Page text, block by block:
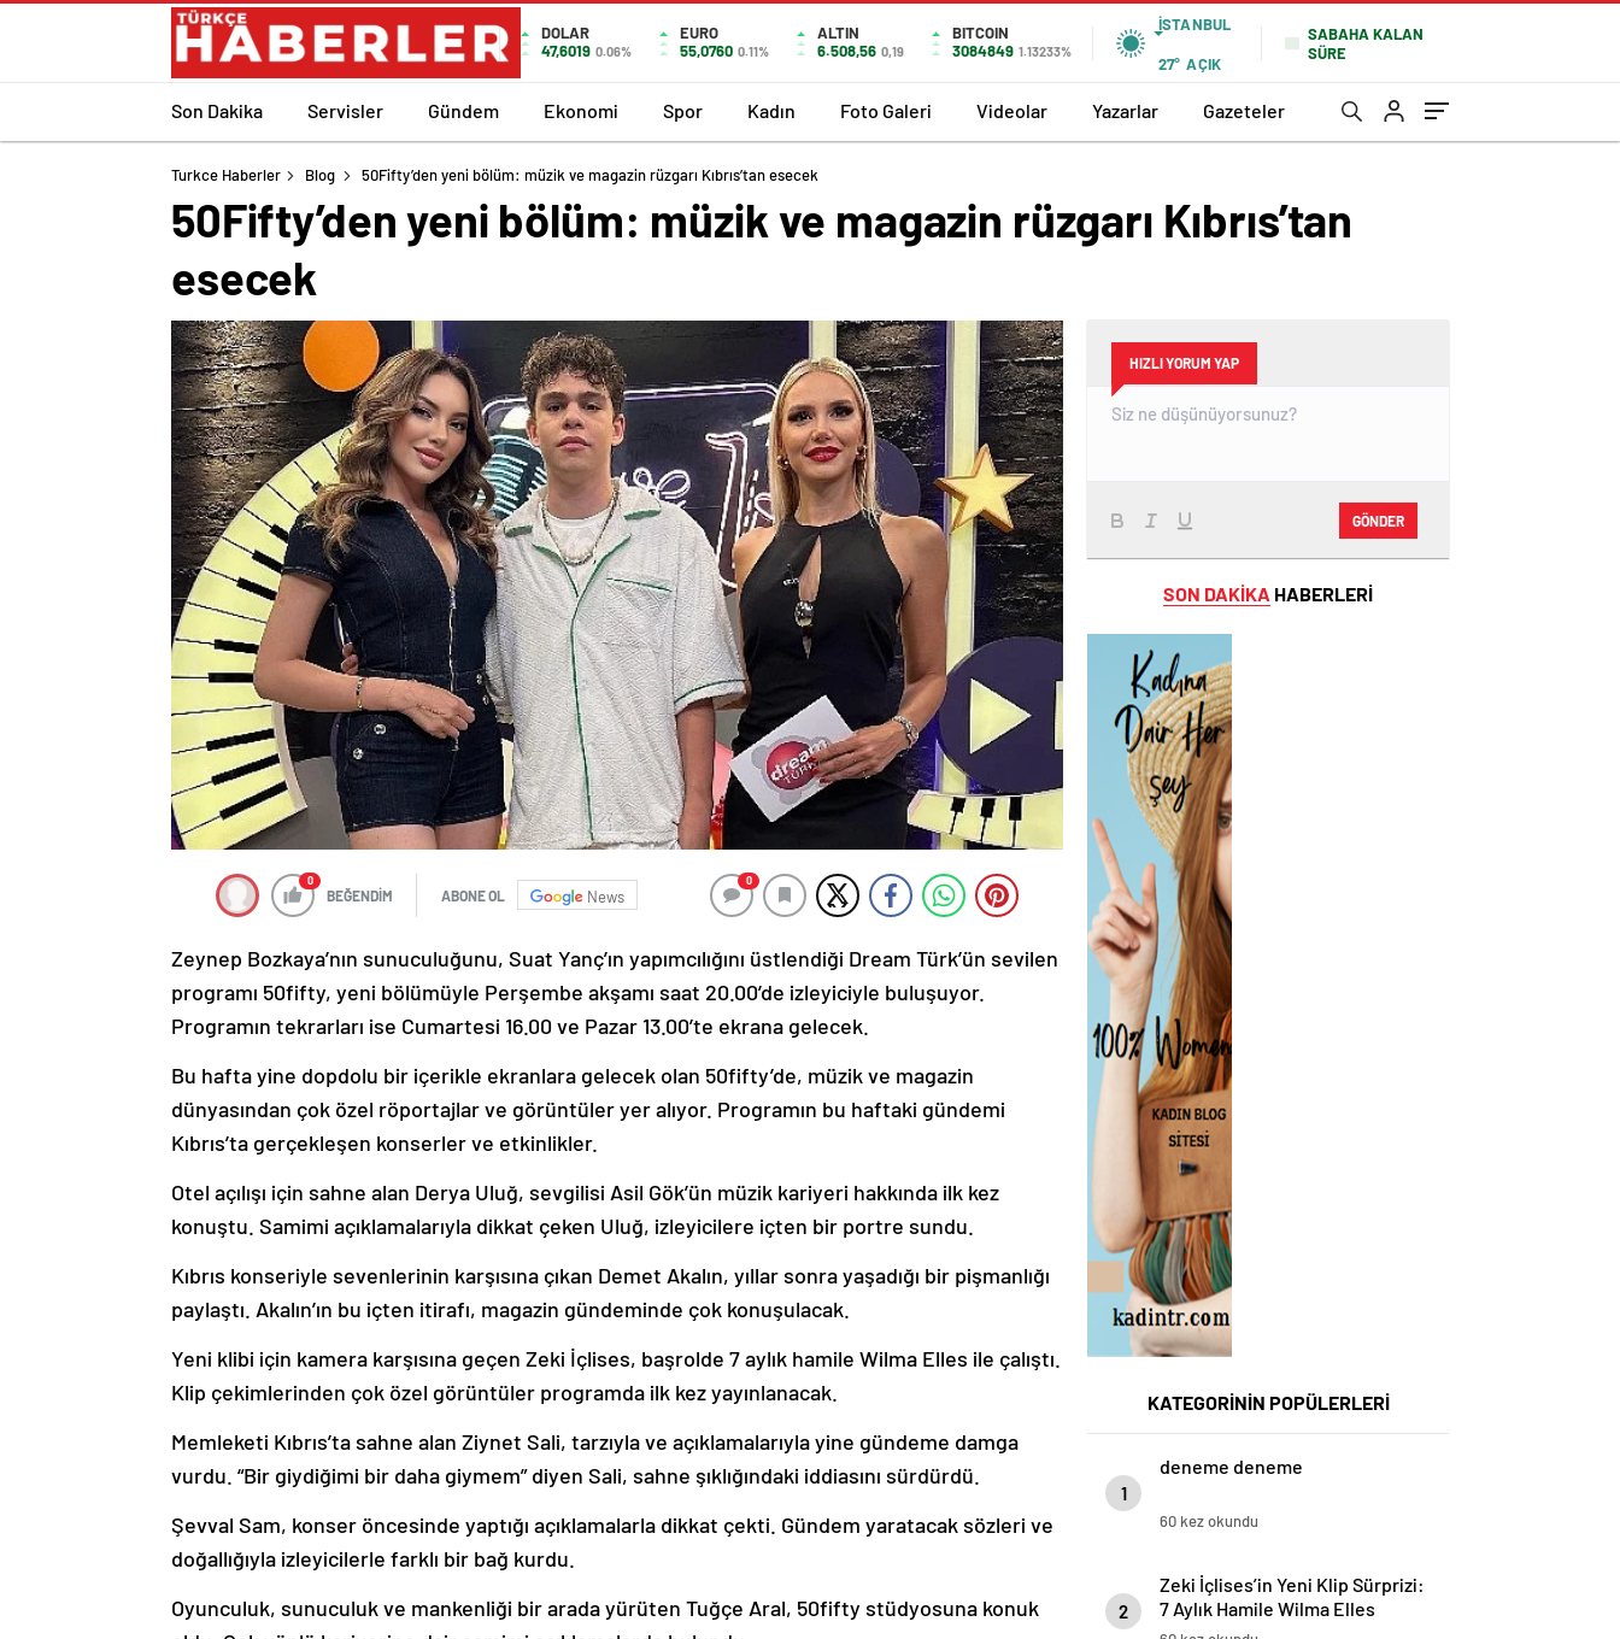
DOLAR
47,6019 0.06%
EURO
55,0760 0.11%
ALTIN
6.508,56 0,19
BITCOIN
3084849 1.13233%
İSTANBUL
27° AÇIK
SABAHA KALAN
SÜRE
Son Dakika Servisler Gündem Ekonomi Spor Kadın Foto Galeri Videolar Yazarlar Gazeteler
Turkce Haberler Blog 50Fifty’den yeni bölüm: müzik ve magazin rüzgarı Kıbrıs’tan esecek
50Fifty’den yeni bölüm: müzik ve magazin rüzgarı Kıbrıs’tan
esecek
0
BEĞENDİM ABONE OL News
0
Zeynep Bozkaya’nın sunuculuğunu, Suat Yanç’ın yapımcılığını üstlendiği Dream Türk’ün sevilen
programı 50fifty, yeni bölümüyle Perşembe akşamı saat 20.00’de izleyiciyle buluşuyor.
Programın tekrarları ise Cumartesi 16.00 ve Pazar 13.00’te ekrana gelecek.
Bu hafta yine dopdolu bir içerikle ekranlara gelecek olan 50fifty’de, müzik ve magazin
dünyasından çok özel röportajlar ve görüntüler yer alıyor. Programın bu haftaki gündemi
Kıbrıs’ta gerçekleşen konserler ve etkinlikler.
Otel açılışı için sahne alan Derya Uluğ, sevgilisi Asil Gök’ün müzik kariyeri hakkında ilk kez
konuştu. Samimi açıklamalarıyla dikkat çeken Uluğ, izleyicilere içten bir portre sundu.
Kıbrıs konseriyle sevenlerinin karşısına çıkan Demet Akalın, yıllar sonra yaşadığı bir pişmanlığı
paylaştı. Akalın’ın bu içten itirafı, magazin gündeminde çok konuşulacak.
Yeni klibi için kamera karşısına geçen Zeki İçlises, başrolde 7 aylık hamile Wilma Elles ile çalıştı.
Klip çekimlerinden çok özel görüntüler programda ilk kez yayınlanacak.
Memleketi Kıbrıs’ta sahne alan Ziynet Sali, tarzıyla ve açıklamalarıyla yine gündeme damga
vurdu. “Bir giydiğimi bir daha giymem” diyen Sali, sahne şıklığındaki iddiasını sürdürdü.
Şevval Sam, konser öncesinde yaptığı açıklamalarla dikkat çekti. Gündem yaratacak sözleri ve
doğallığıyla izleyicilerle farklı bir bağ kurdu.
Oyunculuk, sunuculuk ve mankenliği bir arada yürüten Tuğçe Aral, 50fifty stüdyosuna konuk
HIZLI YORUM YAP
GÖNDER
SON DAKİKA HABERLERİ
KATEGORİNİN POPÜLERLERİ
1
deneme deneme
60 kez okundu
2
Zeki İçlises’in Yeni Klip Sürprizi:
7 Aylık Hamile Wilma Elles
Kamera Karşısında!